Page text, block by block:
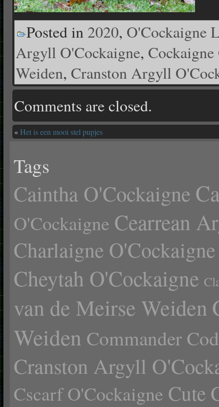
Posted in 2020, O'Cockaigne
Argyll O'Cockaigne,
Weiden, Cranston Argyll
Comments are closed.
«Het is een mooi stel pupjes
Tags
Caintha O'Cockaigne
O'Cockaigne Cearrean
Charlaigne O'Cockaigne
Cheytah O'Cockaigne
van de Meirse Weiden
Weiden Commander
Cranston Argyll
Cscarf O'Cockaigne Cute